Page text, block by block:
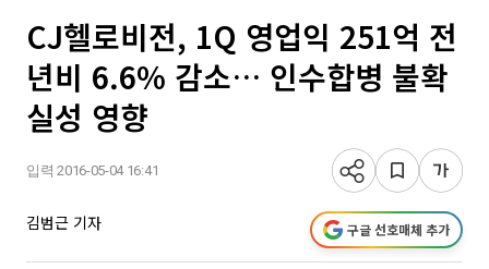
CJ헬로비전, 1Q 영업익 251억 전
년비 6.6% 감소… 인수합병 불확
실성 영향
입력 2016-05-04 16:41
김범근 기자 구글 선호매체 추가